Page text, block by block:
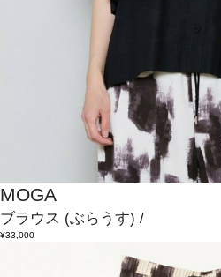
MOGA
ブラウス (ぶらうす) /
¥33,000